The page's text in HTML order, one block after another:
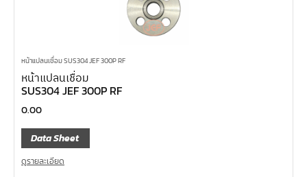
หน้าแปลนเชื่อม SUS304 JEF 300P RF
หน้าแปลนเชื่อม
SUS304 JEF 300P RF
0.00
Data Sheet
ดูรายละเอียด